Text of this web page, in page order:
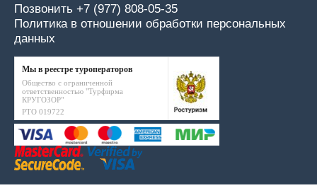
Позвонить +7 (977) 808-05-35
Политика в отношении обработки персональных
данных
Мы в реестре туроператоров
Общество с ограниченной
ответственностью "Турфирма
КРУГОЗОР"
РТО 019722